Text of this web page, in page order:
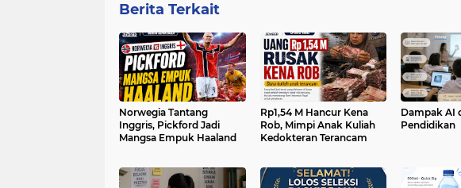
Berita Terkait
Norwegia Tantang
Inggris, Pickford Jadi
Mangsa Empuk Haaland
Rp1,54 M Hancur Kena
Rob, Mimpi Anak Kuliah
Kedokteran Terancam
Dampak AI
Pendidikan